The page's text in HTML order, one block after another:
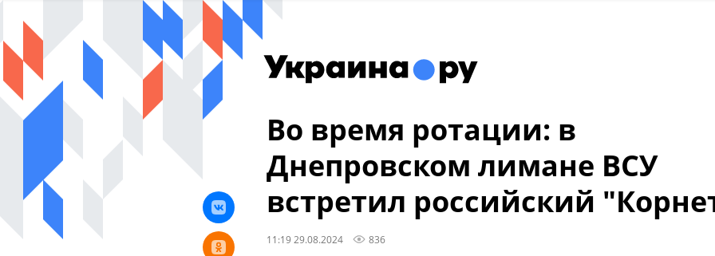
Во время ротации: в
Днепровском лимане ВСУ
встретил российский
11:19 29.08.2024 836